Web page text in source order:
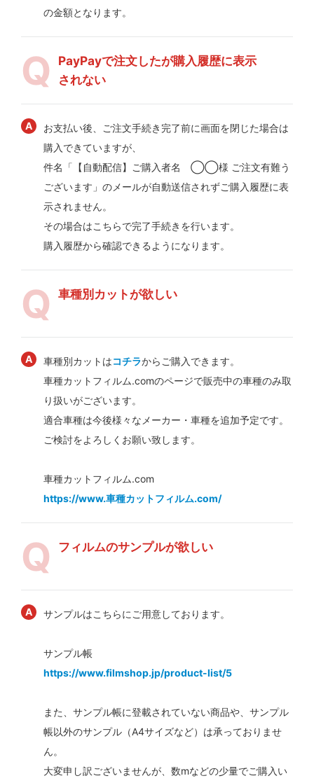
の金額となります。
PayPayで注文したが購入履歴に表示
されない
お支払い後、ご注文手続き完了前に画面を閉じた場合は
購入できていますが、
件名「【自動配信】ご購入者名 ◯◯様 ご注文有難う
ございます」のメールが自動送信されずご購入履歴に表
示されません。
その場合はこちらで完了手続きを行います。
購入履歴から確認できるようになります。
車種別カットが欲しい
車種別カットはコチラからご購入できます。
車種カットフィルム.comのページで販売中の車種のみ取
り扱いがございます。
適合車種は今後様々なメーカー・車種を追加予定です。
ご検討をよろしくお願い致します。
車種カットフィルム.com
https://www.車種カットフィルム.com/
フィルムのサンプルが欲しい
サンプルはこちらにご用意しております。
サンプル帳
https://www.filmshop.jp/product-list/5
また、サンプル帳に登載されていない商品や、サンプル
帳以外のサンプル（A4サイズなど）は承っておりませ
ん。
大変申し訳ございませんが、数mなどの少量でご購入い